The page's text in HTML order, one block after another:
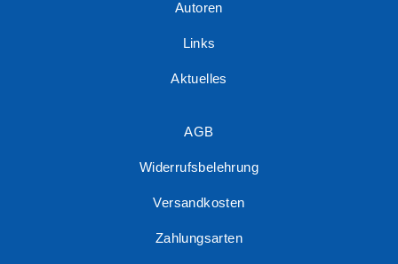
Autoren
Links
Aktuelles
AGB
Widerrufsbelehrung
Versandkosten
Zahlungsarten